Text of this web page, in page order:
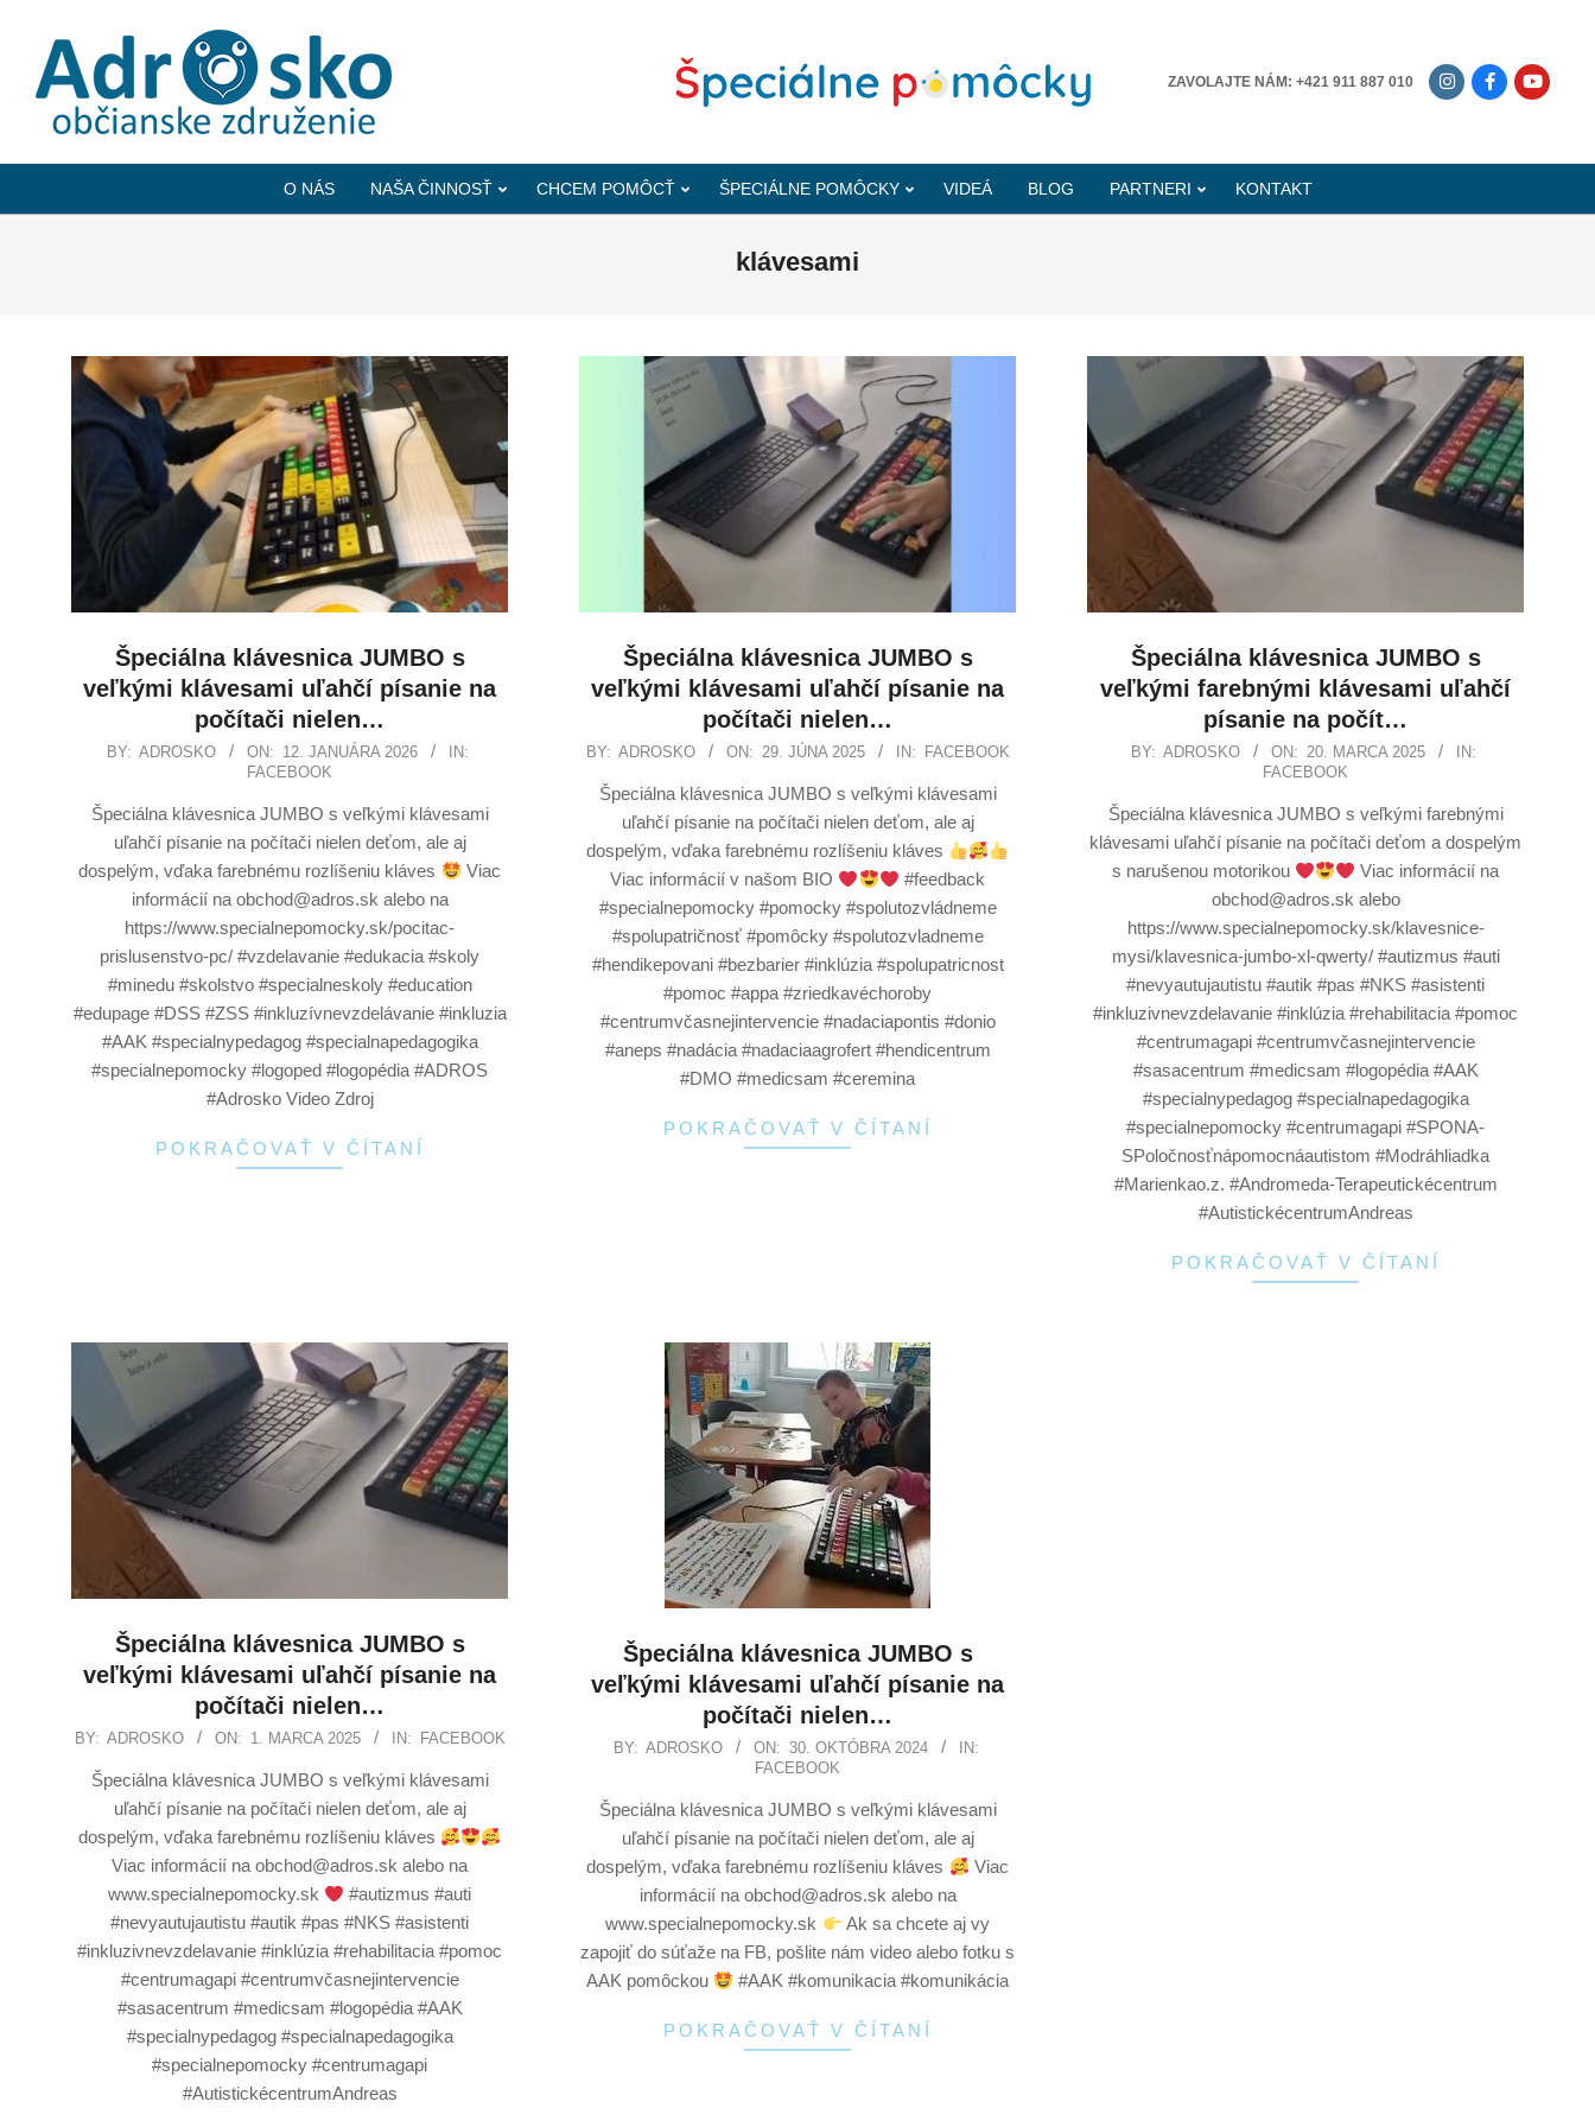
OBČIANSKE
ZAVOLAJTE NÁM: +421 911 887 010
O NÁS NAŠA ČINNOSŤ CHCEM POMÔCŤ ŠPECIÁLNE POMÔCKY VIDEÁ BLOG PARTNERI KONTAKT
klávesami
Špeciálna klávesnica JUMBO s
veľkými klávesami uľahčí písanie na
počítači nielen…
BY: ADROSKO ON: 12. JANUÁRA 2026
IN:
FACEBOOK
Špeciálna klávesnica JUMBO s veľkými klávesami
uľahčí písanie na počítači nielen deťom, ale aj
dospelým, vďaka farebnému rozlíšeniu kláves
Viac
informácií na obchod@adros.sk alebo na
https://www.specialnepomocky.sk/pocitac-
prislusenstvo-pc/ #vzdelavanie #edukacia #skoly
#minedu #skolstvo #specialneskoly #education
#edupage #DSS #ZSS #inkluzívnevzdelávanie #inkluzia
#AAK #specialnypedagog #specialnapedagogika
#specialnepomocky #logoped #logopédia #ADROS
#Adrosko Video Zdroj
POKRAČOVAŤ V ČÍTANÍ
Špeciálna klávesnica JUMBO s
veľkými klávesami uľahčí písanie na
počítači nielen…
BY: ADROSKO ON: 29. JÚNA 2025 IN: FACEBOOK
Špeciálna klávesnica JUMBO s veľkými klávesami
uľahčí písanie na počítači nielen deťom, ale aj
dospelým, vďaka farebnému rozlíšeniu kláves
Viac informácií v našom BIO
#feedback
#specialnepomocky #pomocky #spolutozvládneme
#spolupatričnosť #pomôcky #spolutozvladneme
#hendikepovani #bezbarier #inklúzia #spolupatricnost
#pomoc #appa #zriedkavéchoroby
#centrumvčasnejintervencie #nadaciapontis #donio
#aneps #nadácia #nadaciaagrofert #hendicentrum
#DMO #medicsam #ceremina
POKRAČOVAŤ V ČÍTANÍ
Špeciálna klávesnica JUMBO s
veľkými farebnými klávesami uľahčí
písanie na počít…
BY: ADROSKO ON: 20. MARCA 2025
IN:
FACEBOOK
Špeciálna klávesnica JUMBO s veľkými farebnými
klávesami uľahčí písanie na počítači deťom a dospelým
s narušenou motorikou
Viac informácií na
obchod@adros.sk alebo
https://www.specialnepomocky.sk/klavesnice-
mysi/klavesnica-jumbo-xl-qwerty/ #autizmus #auti
#nevyautujautistu #autik #pas #NKS #asistenti
#inkluzivnevzdelavanie #inklúzia #rehabilitacia #pomoc
#centrumagapi #centrumvčasnejintervencie
#sasacentrum #medicsam #logopédia #AAK
#specialnypedagog #specialnapedagogika
#specialnepomocky #centrumagapi #SPONA-
SPoločnosťnápomocnáautistom #Modráhliadka
#Marienkao.z. #Andromeda-Terapeutickécentrum
#AutistickécentrumAndreas
POKRAČOVAŤ V ČÍTANÍ
Špeciálna klávesnica JUMBO s
veľkými klávesami uľahčí písanie na
počítači nielen…
BY: ADROSKO ON: 1. MARCA 2025 IN: FACEBOOK
Špeciálna klávesnica JUMBO s veľkými klávesami
uľahčí písanie na počítači nielen deťom, ale aj
dospelým, vďaka farebnému rozlíšeniu kláves
Viac informácií na obchod@adros.sk alebo na
www.specialnepomocky.sk
#autizmus #auti
#nevyautujautistu #autik #pas #NKS #asistenti
#inkluzivnevzdelavanie #inklúzia #rehabilitacia #pomoc
#centrumagapi #centrumvčasnejintervencie
#sasacentrum #medicsam #logopédia #AAK
#specialnypedagog #specialnapedagogika
#specialnepomocky #centrumagapi
#AutistickécentrumAndreas
Špeciálna klávesnica JUMBO s
veľkými klávesami uľahčí písanie na
počítači nielen…
BY: ADROSKO ON: 30. OKTÓBRA 2024
IN:
FACEBOOK
Špeciálna klávesnica JUMBO s veľkými klávesami
uľahčí písanie na počítači nielen deťom, ale aj
dospelým, vďaka farebnému rozlíšeniu kláves
Viac
informácií na obchod@adros.sk alebo na
www.specialnepomocky.sk
Ak sa chcete aj vy
zapojiť do súťaže na FB, pošlite nám video alebo fotku s
AAK pomôckou
#AAK #komunikacia #komunikácia
POKRAČOVAŤ V ČÍTANÍ